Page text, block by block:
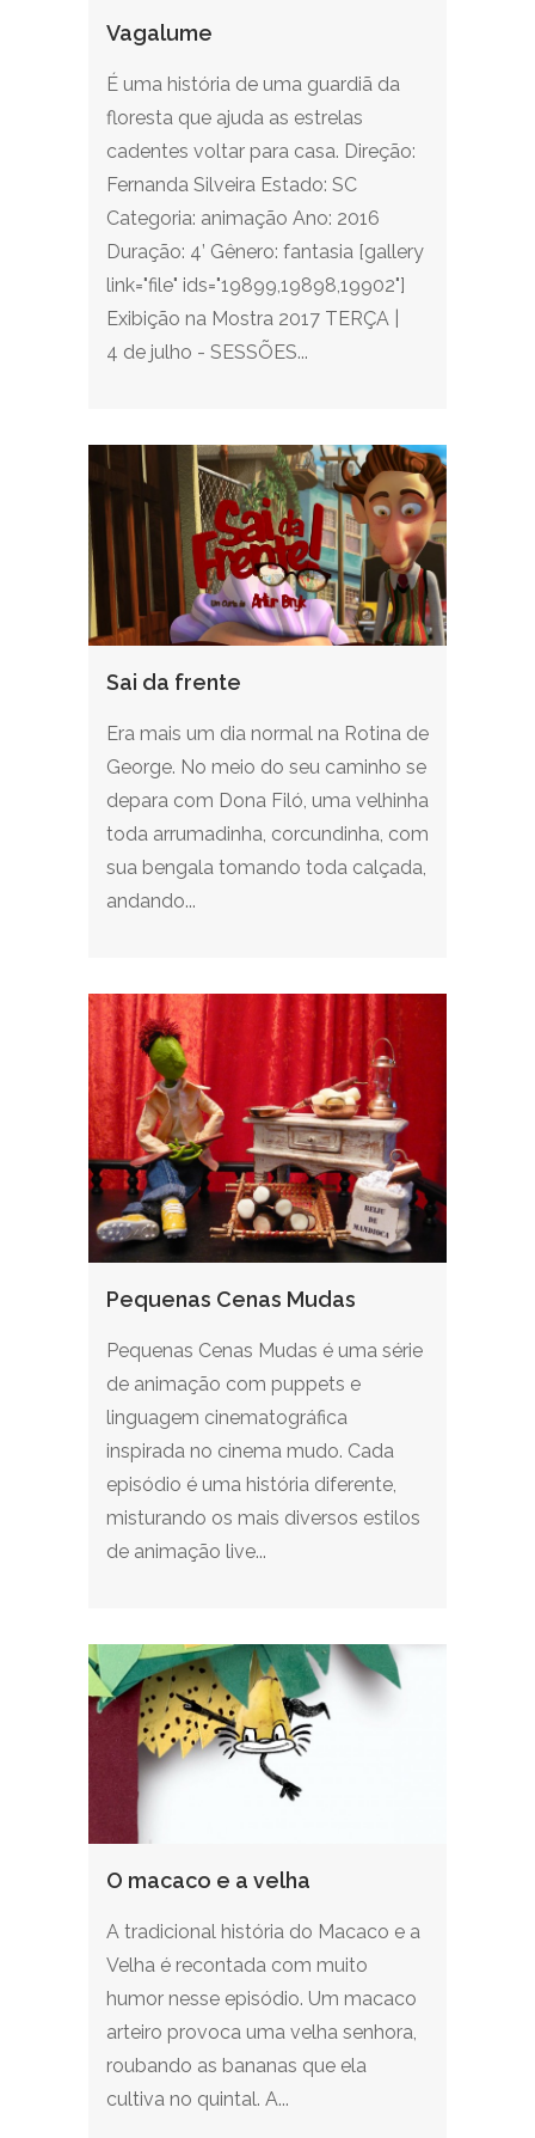
Vagalume
É uma história de uma guardiã da
floresta que ajuda as estrelas
cadentes voltar para casa. Direção:
Fernanda Silveira Estado: SC
Categoria: animação Ano: 2016
Duração: 4’ Gênero: fantasia [gallery
link="file" ids="19899,19898,19902"]
Exibição na Mostra 2017 TERÇA |
4 de julho - SESSÕES...
Sai da frente
Era mais um dia normal na Rotina de
George. No meio do seu caminho se
depara com Dona Filó, uma velhinha
toda arrumadinha, corcundinha, com
sua bengala tomando toda calçada,
andando...
Pequenas Cenas Mudas
Pequenas Cenas Mudas é uma série
de animação com puppets e
linguagem cinematográfica
inspirada no cinema mudo. Cada
episódio é uma história diferente,
misturando os mais diversos estilos
de animação live...
O macaco e a velha
A tradicional história do Macaco e a
Velha é recontada com muito
humor nesse episódio. Um macaco
arteiro provoca uma velha senhora,
roubando as bananas que ela
cultiva no quintal. A...